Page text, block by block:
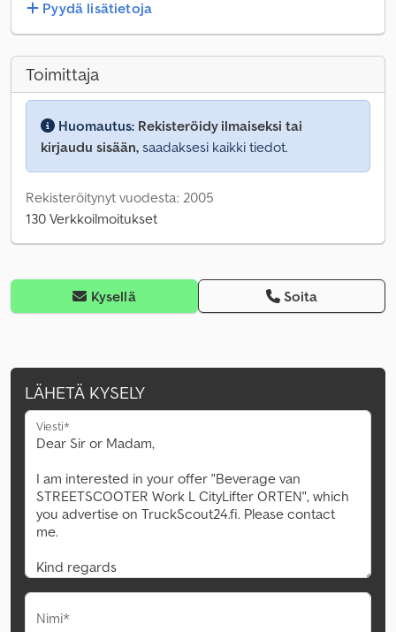
Pyydä lisätietoja
Toimittaja
Huomautus: Rekisteröidy ilmaiseksi tai
kirjaudu sisään, saadaksesi kaikki tiedot.
Rekisteröitynyt vuodesta: 2005
130 Verkkoilmoitukset
Kysellä Soita
LÄHETÄ KYSELY
Viesti*
Nimi*